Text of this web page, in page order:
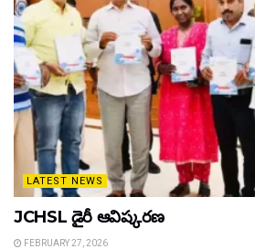
LATEST NEWS
JCHSL డైరీ ఆవిష్కరణ
FEBRUARY 27, 2026